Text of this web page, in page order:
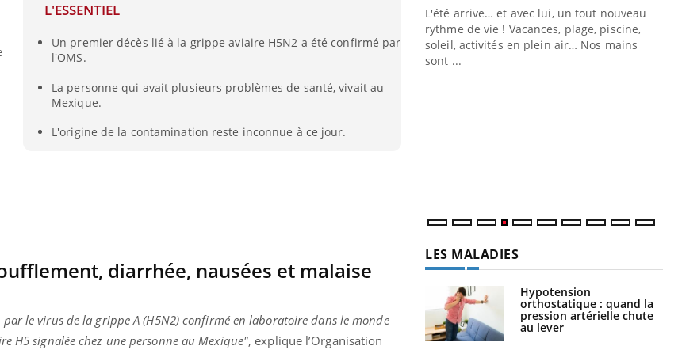
L'ESSENTIEL
Un premier décès lié à la grippe aviaire H5N2 a été confirmé par
l'OMS.
La personne qui avait plusieurs problèmes de santé, vivait au
Mexique.
L'origine de la contamination reste inconnue à ce jour.
diarrhée, nausées et malaise
le virus de la grippe A (H5N2) confirmé en laboratoire dans le monde
H5 signalée chez une personne au Mexique", explique l’Organisation
brouillard mental ou
Les symptômes de la
fer sont multiples ce qui la rend patients comme parfois chez les soignants.
L'été arrive… et avec lui, un tout nouveau
rythme de vie ! Vacances, plage, piscine,
soleil, activités en plein air… Nos mains
sont ...
LES MALADIES
Hypotension
orthostatique : quand la
pression artérielle chute
au lever